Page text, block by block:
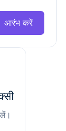
आरंभ करें